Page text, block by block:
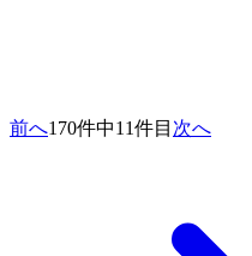
前へ170件中11件目 次へ